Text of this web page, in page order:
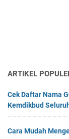
ARTIKEL
Cek Daftar Nama
Kemdikbud
Cara Mudah